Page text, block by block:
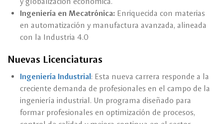
Ingeniería en Mecatrónica: Enriquecida con materias
en automatización y manufactura avanzada, alineada
con la Industria 4.0
Nuevas Licenciaturas
Ingeniería Industrial: Esta nueva carrera responde a la
creciente demanda de profesionales en el campo de la
ingeniería industrial. Un programa diseñado para
formar profesionales en optimización de procesos,